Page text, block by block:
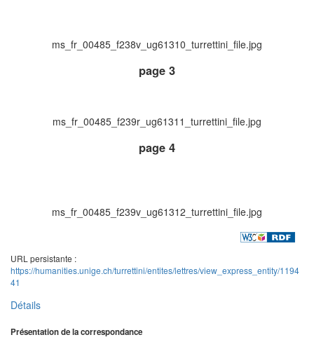
ms_fr_00485_f238v_ug61310_turrettini_file.jpg
page 3
ms_fr_00485_f239r_ug61311_turrettini_file.jpg
page 4
ms_fr_00485_f239v_ug61312_turrettini_file.jpg
URL persistante :
https://humanities.unige.ch/turrettini/entites/lettres/view_express_entity/1194
41
Détails
Présentation de la correspondance